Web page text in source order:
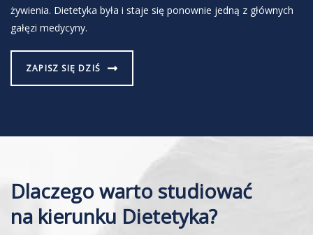
żywienia. Dietetyka była i staje się ponownie jedną z głównych
gałęzi medycyny.
ZAPISZ SIĘ DZIŚ
Dlaczego warto studiować
na kierunku Dietetyka?